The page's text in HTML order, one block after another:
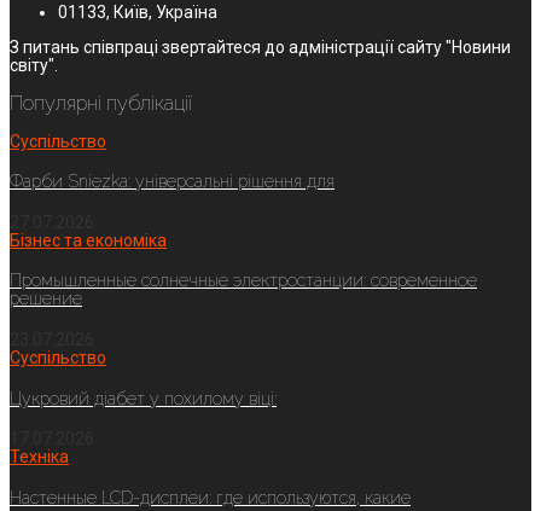
01133, Київ, Україна
З питань співпраці звертайтеся до адміністрації сайту "Новини
світу".
Популярні публікації
Суспільство
Фарби Sniezka: універсальні рішення для
Бізнес та економіка
Промышленные солнечные электростанции: современное
решение
Суспільство
Цукровий діабет у похилому віці:
Техніка
Настенные LCD-дисплеи: где используются, какие